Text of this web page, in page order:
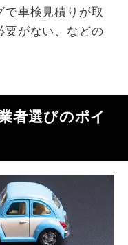
で車検見積りが取
要がない、などの
者選びのポイ